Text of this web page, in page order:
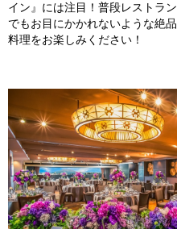
イン』には注目！普段レストラン
でもお目にかかれないような絶品
料理をお楽しみください！